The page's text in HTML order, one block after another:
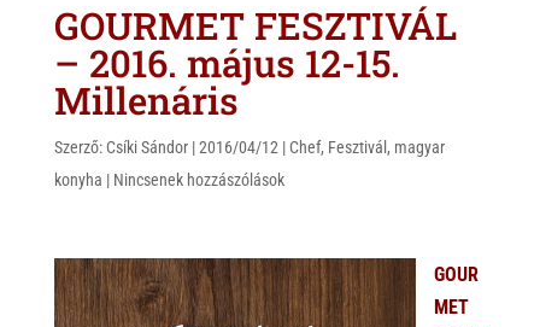
GOURMET FESZTIVÁL
– 2016. május 12-15.
Millenáris
Szerző: Csíki Sándor|2016/04/12 | Chef, Fesztivál , magyar
konyha | Nincsenek hozzászólások
GOUR
MET